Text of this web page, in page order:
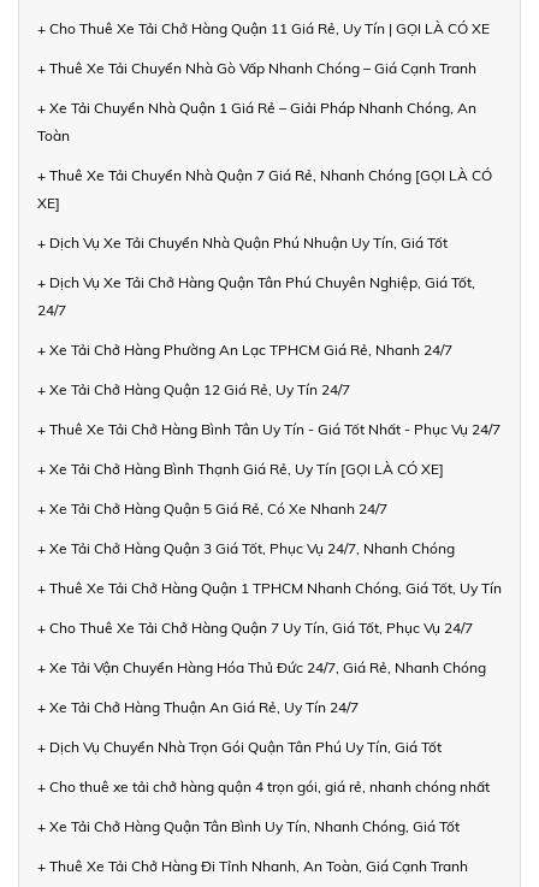
+ Cho Thuê Xe Tải Chở Hàng Quận 11 Giá Rẻ, Uy Tín | GỌI LÀ CÓ XE
+ Thuê Xe Tải Chuyển Nhà Gò Vấp Nhanh Chóng – Giá Cạnh Tranh
+ Xe Tải Chuyển Nhà Quận 1 Giá Rẻ – Giải Pháp Nhanh Chóng, An
Toàn
+ Thuê Xe Tải Chuyển Nhà Quận 7 Giá Rẻ, Nhanh Chóng [GỌI LÀ CÓ
XE]
+ Dịch Vụ Xe Tải Chuyển Nhà Quận Phú Nhuận Uy Tín, Giá Tốt
+ Dịch Vụ Xe Tải Chở Hàng Quận Tân Phú Chuyên Nghiệp, Giá Tốt,
24/7
+ Xe Tải Chở Hàng Phường An Lạc TPHCM Giá Rẻ, Nhanh 24/7
+ Xe Tải Chở Hàng Quận 12 Giá Rẻ, Uy Tín 24/7
+ Thuê Xe Tải Chở Hàng Bình Tân Uy Tín - Giá Tốt Nhất - Phục Vụ 24/7
+ Xe Tải Chở Hàng Bình Thạnh Giá Rẻ, Uy Tín [GỌI LÀ CÓ XE]
+ Xe Tải Chở Hàng Quận 5 Giá Rẻ, Có Xe Nhanh 24/7
+ Xe Tải Chở Hàng Quận 3 Giá Tốt, Phục Vụ 24/7, Nhanh Chóng
+ Thuê Xe Tải Chở Hàng Quận 1 TPHCM Nhanh Chóng, Giá Tốt, Uy Tín
+ Cho Thuê Xe Tải Chở Hàng Quận 7 Uy Tín, Giá Tốt, Phục Vụ 24/7
+ Xe Tải Vận Chuyển Hàng Hóa Thủ Đức 24/7, Giá Rẻ, Nhanh Chóng
+ Xe Tải Chở Hàng Thuận An Giá Rẻ, Uy Tín 24/7
+ Dịch Vụ Chuyển Nhà Trọn Gói Quận Tân Phú Uy Tín, Giá Tốt
+ Cho thuê xe tải chở hàng quận 4 trọn gói, giá rẻ, nhanh chóng nhất
+ Xe Tải Chở Hàng Quận Tân Bình Uy Tín, Nhanh Chóng, Giá Tốt
+ Thuê Xe Tải Chở Hàng Đi Tỉnh Nhanh, An Toàn, Giá Cạnh Tranh